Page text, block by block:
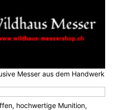
Messer aus dem Handwerk
hochwertige Munition,